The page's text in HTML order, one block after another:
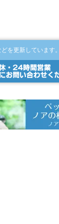
を更新しています